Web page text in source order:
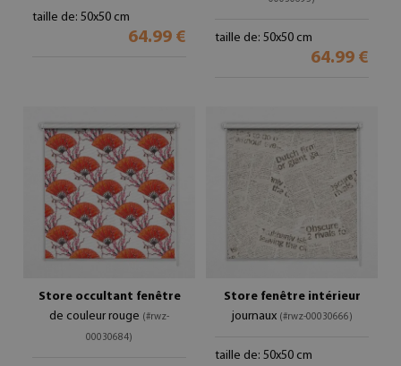
taille de: 50x50 cm
64.99 € taille de: 50x50 cm
64.99 €
Store occultant fenêtre
de couleur rouge (#rwz-
00030684)
Store fenêtre intérieur
journaux (#rwz-00030666)
taille de: 50x50 cm